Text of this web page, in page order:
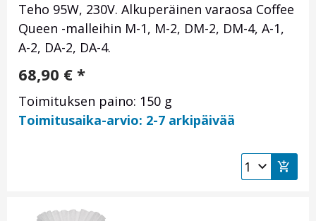
Teho 95W, 230V. Alkuperäinen varaosa Coffee
Queen -malleihin M-1, M-2, DM-2, DM-4, A-1,
A-2, DA-2, DA-4.
68,90 € *
Toimituksen paino: 150 g
Toimitusaika-arvio: 2-7 arkipäivää